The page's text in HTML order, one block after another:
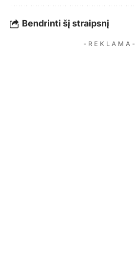
Bendrinti šį straipsnį
- R E K L A M A -